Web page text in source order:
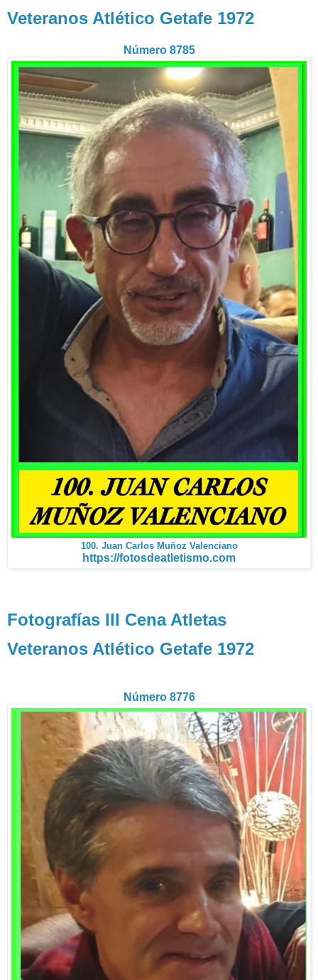
Veteranos Atlético Getafe 1972
Número 8785
100. Juan Carlos Muñoz Valenciano
https://fotosdeatletismo.com
Fotografías III Cena Atletas
Veteranos Atlético Getafe 1972
Número 8776